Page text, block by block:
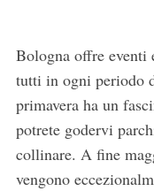
Bologna offre eventi
tutti in ogni periodo
primavera ha un
potrete godervi
collinare. A fine
vengono